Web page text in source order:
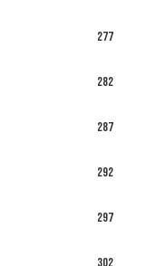
277
282
287
292
297
302